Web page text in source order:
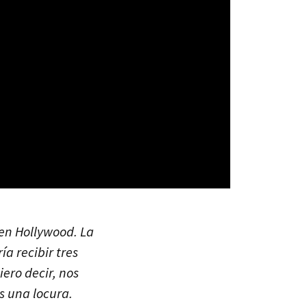
Hollywood. La
recibir tres
decir, nos
una locura.